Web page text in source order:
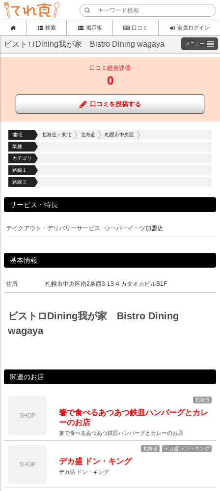
検索 掲示板 口コミ 会員ログイン
ビストロDining我が家 Bistro Dining wagaya メニュー
口コミ総合評価
0
口コミを投稿する
地域 北海道・東北 北海道 札幌市中央区
業種
カテゴリ
路線１
路線２
サービス・特長
テイクアウト・デリバリーサービス ウーバーイーツ加盟店
基本情報
住所 札幌市中央区南2条西3-13-4 カタオカビルB1F
ビストロDining我が家 Bistro Dining
wagaya
関連のお店
SHOP
北海道
箸で食べるあつあつ鉄皿ハンバーグとカレ
ーのお店
箸で食べるあつあつ鉄皿ハンバーグとカレーのお店
SHOP
北海道 デカ盛 ドン・キング
デカ盛 ドン・キング
デカ盛 ドン・キング